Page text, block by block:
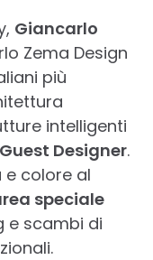
Giancarlo
Zema Design
più
intelligenti
Guest Designer.
e colore al
speciale
e scambi di